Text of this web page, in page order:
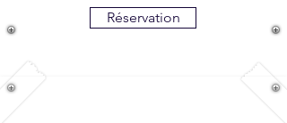
Réservation